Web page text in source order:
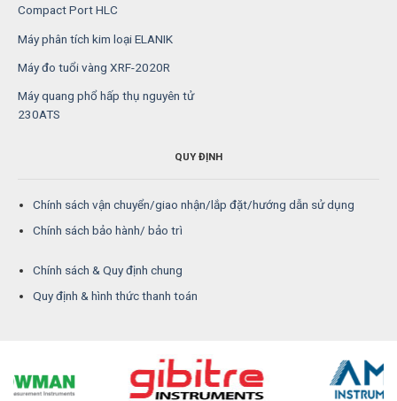
Compact Port HLC
Máy phân tích kim loại ELANIK
Máy đo tuổi vàng XRF-2020R
Máy quang phổ hấp thụ nguyên tử
230ATS
QUY ĐỊNH
Chính sách vận chuyển/giao nhận/lắp đặt/hướng dẫn sử dụng
Chính sách bảo hành/ bảo trì
Chính sách & Quy định chung
Quy định & hình thức thanh toán